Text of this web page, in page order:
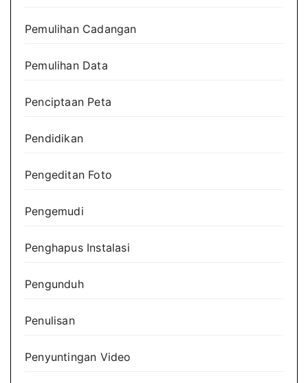
Pemulihan Cadangan
Pemulihan Data
Penciptaan Peta
Pendidikan
Pengeditan Foto
Pengemudi
Penghapus Instalasi
Pengunduh
Penulisan
Penyuntingan Video